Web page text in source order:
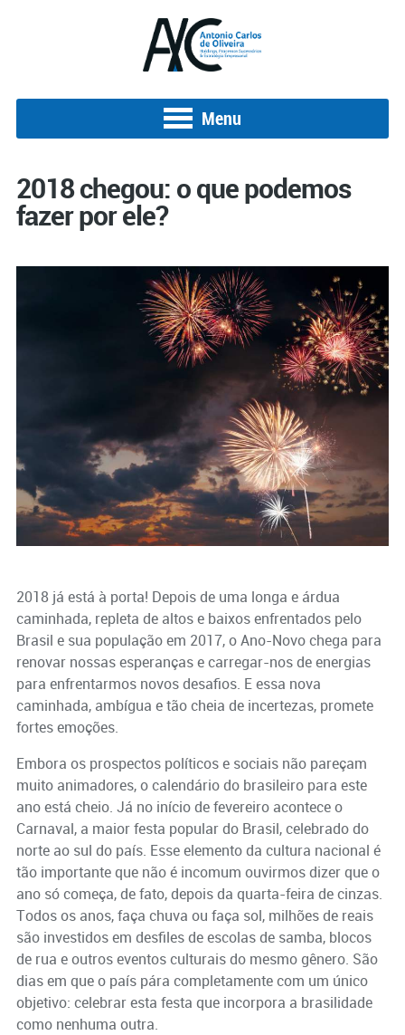
Menu
2018 chegou: o que podemos
fazer por ele?
2018 já está à porta! Depois de uma longa e árdua
caminhada, repleta de altos e baixos enfrentados pelo
Brasil e sua população em 2017, o Ano-Novo chega para
renovar nossas esperanças e carregar-nos de energias
para enfrentarmos novos desafios. E essa nova
caminhada, ambígua e tão cheia de incertezas, promete
fortes emoções.
Embora os prospectos políticos e sociais não pareçam
muito animadores, o calendário do brasileiro para este
ano está cheio. Já no início de fevereiro acontece o
Carnaval, a maior festa popular do Brasil, celebrado do
norte ao sul do país. Esse elemento da cultura nacional é
tão importante que não é incomum ouvirmos dizer que o
ano só começa, de fato, depois da quarta-feira de cinzas.
Todos os anos, faça chuva ou faça sol, milhões de reais
são investidos em desfiles de escolas de samba, blocos
de rua e outros eventos culturais do mesmo gênero. São
dias em que o país pára completamente com um único
objetivo: celebrar esta festa que incorpora a brasilidade
como nenhuma outra.